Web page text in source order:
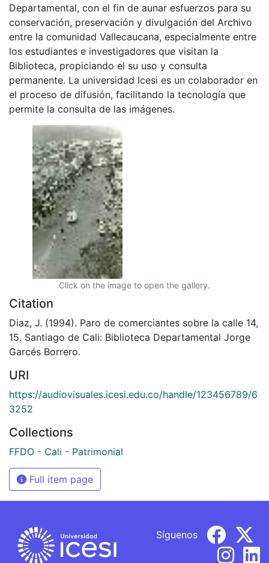
Departamental, con el fin de aunar esfuerzos para su
conservación, preservación y divulgación del Archivo
entre la comunidad Vallecaucana, especialmente entre
los estudiantes e investigadores que visitan la
Biblioteca, propiciando el su uso y consulta
permanente. La universidad Icesi es un colaborador en
el proceso de difusión, facilitando la tecnología que
permite la consulta de las imágenes.
Click on the image to open the gallery.
Citation
Diaz, J. (1994). Paro de comerciantes sobre la calle 14,
15. Santiago de Cali: Biblioteca Departamental Jorge
Garcés Borrero.
URI
https://audiovisuales.icesi.edu.co/handle/123456789/6
3252
Collections
FFDO - Cali - Patrimonial
Full item page
Síguenos